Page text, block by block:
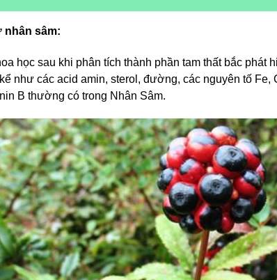
nhân sâm:
học sau khi phân tích thành phần tam thất bắc phát
như các acid amin, sterol, đường, các nguyên tố Fe,
B thường có trong Nhân Sâm.